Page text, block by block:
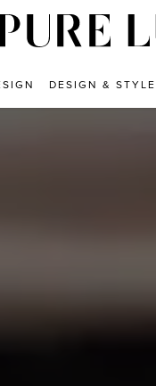
DESIGN & STYLE